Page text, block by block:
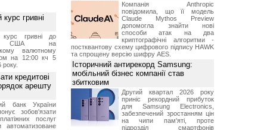
гривні
курс гривні до
США на
валютному
на 12:00 кч 5
року.
кредитові
арешту
банк України
зобов'язати
послуг
автоматизоване
Компанія Anthropic
повідомила, що її модель
Claude Mythos Preview
допомогла знайти нові
способи атак на два
криптографічні алгоритми -
постквантову схему цифрового підпису HAWK
та спрощену версію шифру AES.
Історичний антирекорд Samsung:
мобільний бізнес компанії став
збитковим
Другий квартал 2026 року
приніс рекордний прибуток
для Samsung Electronics,
забезпечений зростанням цін
на чипи пам'яті, проте
підрозділ смартфонів